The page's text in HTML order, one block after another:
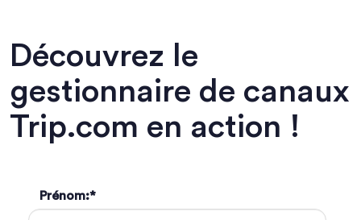
Découvrez le
gestionnaire de canaux
Trip.com en action !
Prénom:*